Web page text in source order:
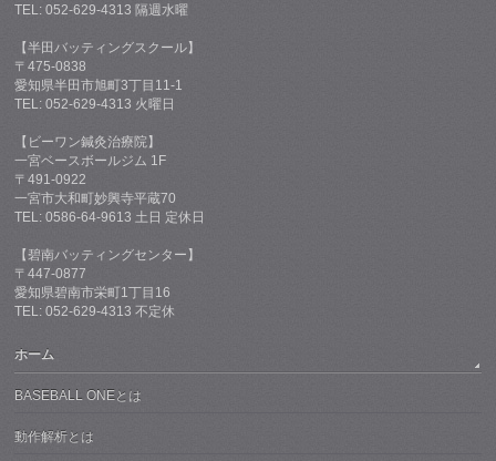
TEL: 052-629-4313 隔週水曜
【半田バッティングスクール】
〒475-0838
愛知県半田市旭町3丁目11-1
TEL: 052-629-4313 火曜日
【ビーワン鍼灸治療院】
一宮ベースボールジム 1F
〒491-0922
一宮市大和町妙興寺平蔵70
TEL: 0586-64-9613 土日 定休日
【碧南バッティングセンター】
〒447-0877
愛知県碧南市栄町1丁目16
TEL: 052-629-4313 不定休
ホーム
BASEBALL ONEとは
動作解析とは